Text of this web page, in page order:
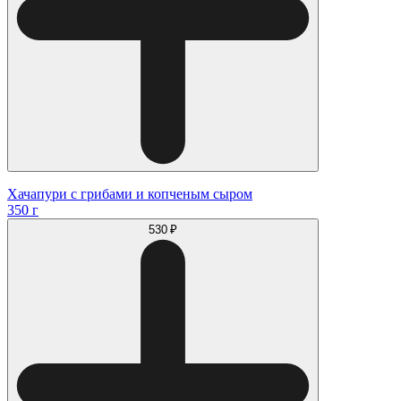
Хачапури с грибами и копченым сыром
350 г
530 ₽